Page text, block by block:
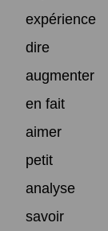
expérience
dire
augmenter
en fait
aimer
petit
analyse
savoir